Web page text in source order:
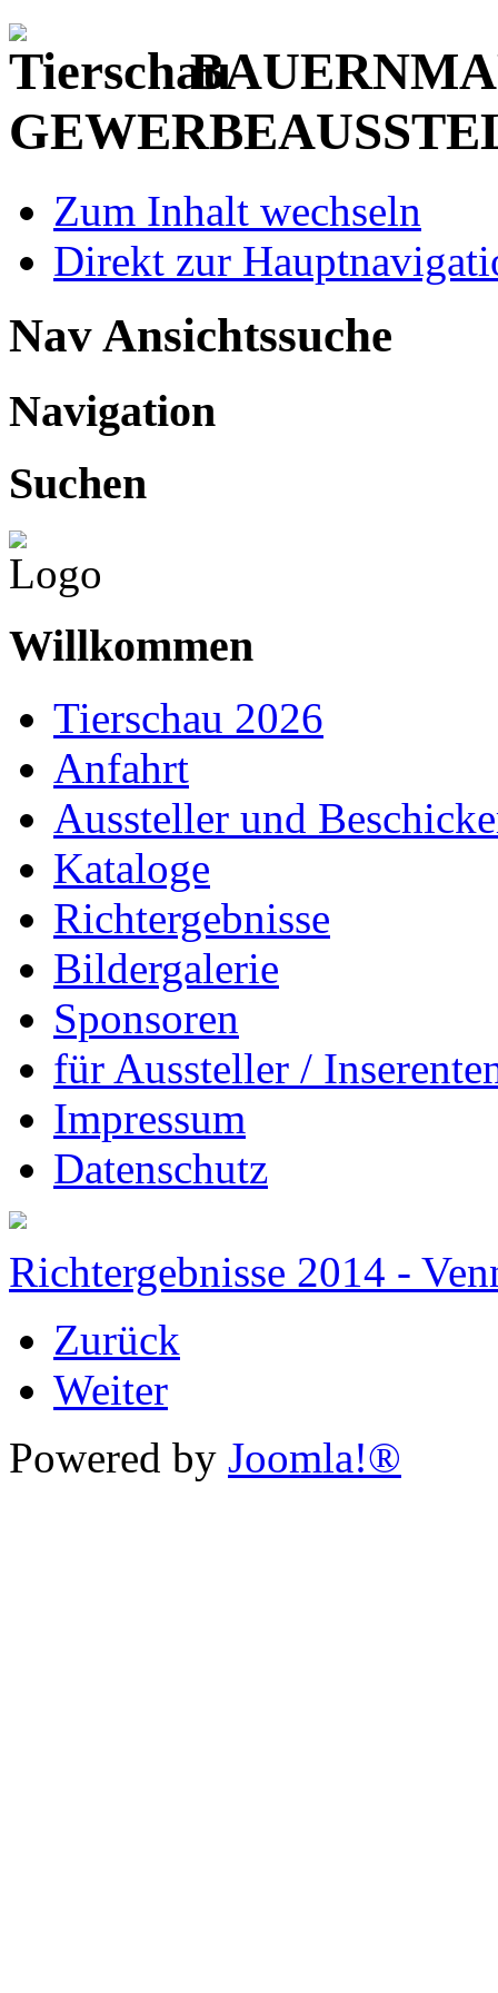
Zum Inhalt wechseln
Direkt zur
Nav Ansichtssuche
Navigation
Suchen
Willkommen
Tierschau 2026
Anfahrt
Aussteller und
Kataloge
Richtergebnisse
Bildergalerie
Sponsoren
für Aussteller /
Impressum
Datenschutz
Richtergebnisse 2014 -
Zurück
Weiter
Powered by Joomla!®